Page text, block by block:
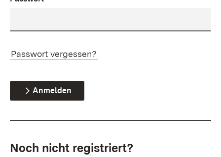
Passwort vergessen?
Anmelden
Noch nicht registriert?